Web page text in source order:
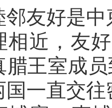
好是中
相近，友
王室成
国一直交